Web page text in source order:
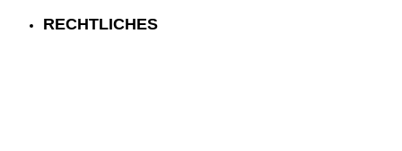
RECHTLICHES